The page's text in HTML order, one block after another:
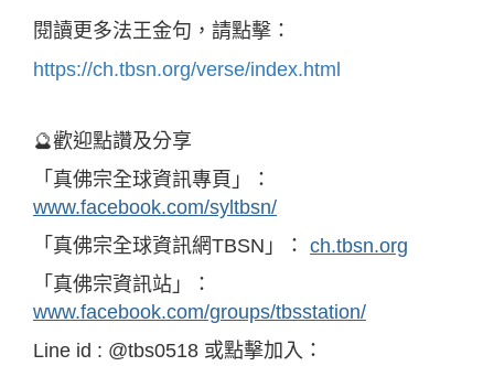
閱讀更多法王金句，請點擊：
https://ch.tbsn.org/verse/index.html
🔮歡迎點讚及分享
「真佛宗全球資訊專頁」：
www.facebook.com/syltbsn/
「真佛宗全球資訊網TBSN」： ch.tbsn.org
「真佛宗資訊站」：
www.facebook.com/groups/tbsstation/
Line id : @tbs0518 或點擊加入：